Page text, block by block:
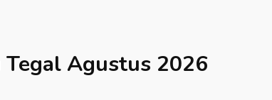
TegalAgustus 2026